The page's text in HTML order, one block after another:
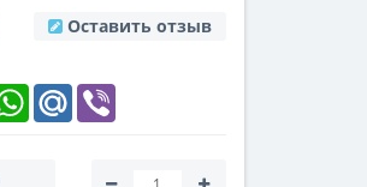
Оставить отзыв
WhatsAppMail.Ru